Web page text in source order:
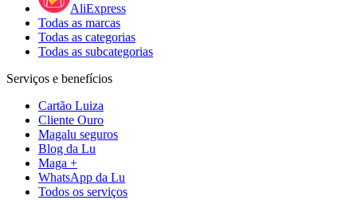
AliExpress
Todas as marcas
Todas as categorias
Todas as subcategorias
Serviços e benefícios
Cartão Luiza
Cliente Ouro
Magalu seguros
Blog da Lu
Maga +
WhatsApp da Lu
Todos os serviços